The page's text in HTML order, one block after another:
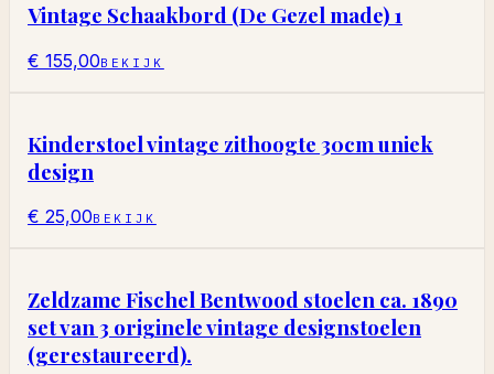
Vintage Schaakbord (De Gezel made) 1
€ 155,00BEKIJK
Kinderstoel vintage zithoogte 30cm uniek
design
€ 25,00BEKIJK
Zeldzame Fischel Bentwood stoelen ca. 1890
set van 3 originele vintage designstoelen
(gerestaureerd).